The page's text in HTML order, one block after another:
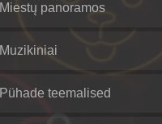
Miestų panoramos
Muzikiniai
Pühade teemalised